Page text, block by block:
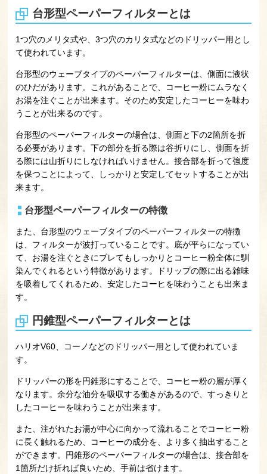
台形型ペーパーフィルターとは
1つ穴のメリタ式や、3つ穴のカリタ式などのドリッパー用とし
て使われています。
台形型のウェーブタイプのペーパーフィルターは、側面に液状
のひだがあります。これがあることで、コーヒー粉にムラなく
お湯を注ぐことが出来ます。そのため安定したコーヒーを味わ
うことが出来るのです。
台形型のペーパーフィルターの場合は、側面と下の2箇所を折
る必要があります。下の部分を折る際は谷折りにし、側面を折
る際には山折りにしなければいけません。接合部を折って強度
を保つことによって、しっかりと安定してセットすることが出
来ます。
台形型ペーパーフィルターの特徴
また、台形型のウェーブタイプのペーパーフィルターの特徴
は、フィルターが波打っていることです。底が平らになってい
て、お湯を注ぐときにブレてもしっかりとコーヒー粉全体に馴
染んでくれるという特徴があります。ドリップの際に出る雑味
を吸着してくれるため、安定したコーヒを味わうことも出来ま
す。
円錐型ペーパーフィルターとは
ハリオV60、コーノなどのドリッパー用として使われていま
す。
ドリッパーの形を円錐形にすることで、コーヒー粉の層が厚く
なります。余分な油分を吸収する働きがあるので、すっきりと
したコーヒーを味わうことが出来ます。
また、注がれたお湯が中心に向かって流れることでコーヒー粉
に長く触れるため、コーヒーの成分を、より多く抽出すること
ができます。円錐形のペーパーフィルターの場合は、接合部を
1箇所だけ折れば良いため、手前は省けます。